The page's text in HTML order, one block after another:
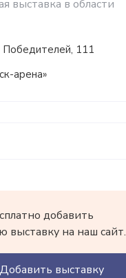
выставка в области
Победителей, 111
арена»
добавить
выставку на наш сайт.
Добавить выставку